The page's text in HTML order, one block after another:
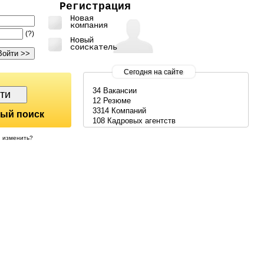
Регистрация
Новая
компания
Новый
соискатель
(?)
поиск
изменить?
Сегодня на сайте
34 Вакансии
12 Резюме
3314 Компаний
108 Кадровых агентств